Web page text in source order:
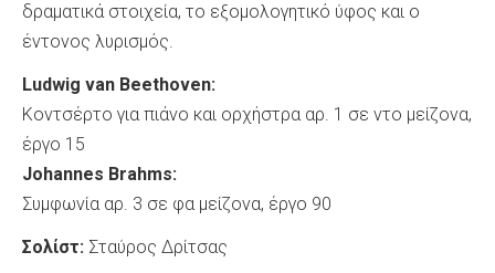
δραματικά στοιχεία, το εξομολογητικό ύφος και ο
έντονος λυρισμός.
Ludwig van Beethoven:
Κοντσέρτο για πιάνο και ορχήστρα αρ. 1 σε ντο μείζονα,
έργο 15
Johannes Brahms:
Συμφωνία αρ. 3 σε φα μείζονα, έργο 90
Σολίστ: Σταύρος Δρίτσας